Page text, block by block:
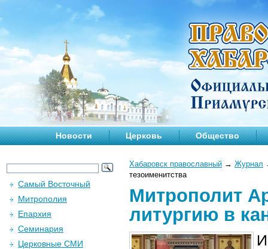
Новости Церковь Общество
Хабаровск православный → Журнал
тезоименитства
Митрополит
литургию в
Самый Восточный
Митрополия
Епархия
Семинария
Церковные СМИ